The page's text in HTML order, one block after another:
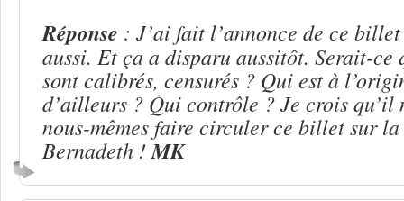
Réponse : J’ai fait l’annonce de ce
aussi. Et ça a disparu aussitôt. Serait-ce
sont calibrés, censurés ? Qui est à
d’ailleurs ? Qui contrôle ? Je crois qu’il
nous-mêmes faire circuler ce billet sur
Bernadeth !MK